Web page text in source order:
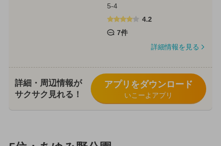
5-4
4.2
7件
詳細情報を見る
詳細・周辺情報が
サクサク見れる！
アプリをダウンロード
いこーよアプリ